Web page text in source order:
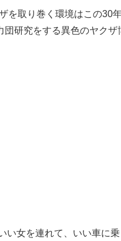
るを取り巻く環境はこの30
団研究をする異色のヤクザ
女を連れて、いい車に